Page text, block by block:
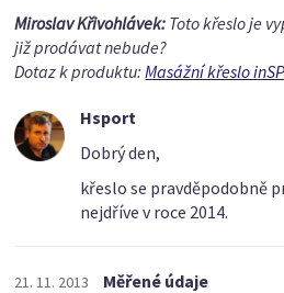
Miroslav Křivohlávek: Toto křeslo je
již prodávat nebude?
Dotaz k produktu:Masážní křeslo
Hsport
Dobrý den,
křeslo se pravděpodobně
nejdříve v roce 2014.
21. 11. 2013
Měřené údaje